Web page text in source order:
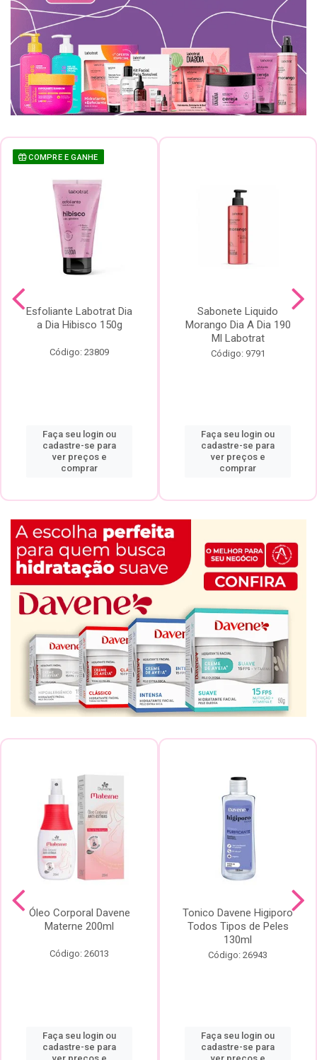
COMPRE E GANHE
Esfoliante Labotrat Dia
a Dia Hibisco 150g
Código: 23809
Faça seu login ou
cadastre-se para
ver preços e
comprar
Sabonete Liquido
Morango Dia A Dia 190
Ml Labotrat
Código: 9791
Faça seu login ou
cadastre-se para
ver preços e
comprar
Óleo Corporal Davene
Materne 200ml
Código: 26013
Faça seu login ou
cadastre-se para
Tonico Davene Higiporo
Todos Tipos de Peles
130ml
Código: 26943
Faça seu login ou
cadastre-se para